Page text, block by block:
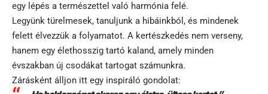
egy lépés a természettel való harmónia felé.
Legyünk türelmesek, tanuljunk a hibáinkból, és mindenek
felett élvezzük a folyamatot. A kertészkedés nem verseny,
hanem egy élethosszig tartó kaland, amely minden
évszakban új csodákat tartogat számunkra.
Zárásként álljon itt egy inspiráló gondolat: